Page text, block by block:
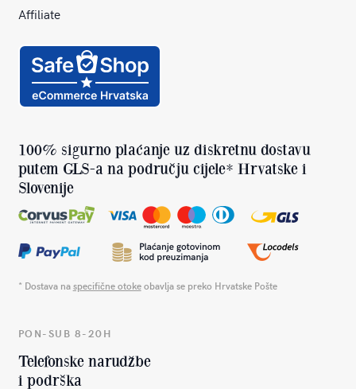
Affiliate
100% sigurno plaćanje uz diskretnu dostavu
putem GLS-a na području cijele* Hrvatske i
Slovenije
* Dostava naspecifične otokeobavlja se preko Hrvatske Pošte
PON-SUB 8-20H
Telefonske narudžbe
i podrška